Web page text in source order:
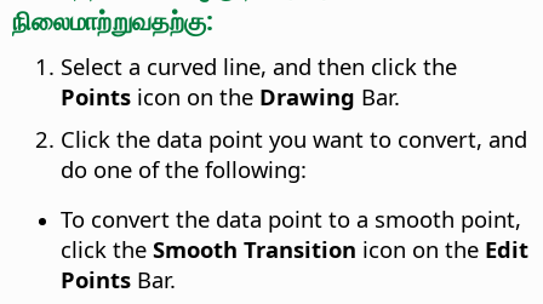
நிலைமாற்றுவதற்கு:
Select a curved line, and then click the
Points icon on the Drawing Bar.
Click the data point you want to convert, and
do one of the following:
To convert the data point to a smooth point,
click the Smooth Transition icon on the Edit
Points Bar.